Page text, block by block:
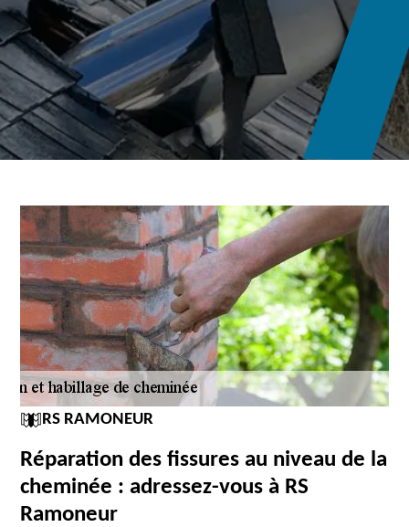
RS RAMONEUR
Réparation des fissures au niveau de la
cheminée : adressez-vous à RS
Ramoneur